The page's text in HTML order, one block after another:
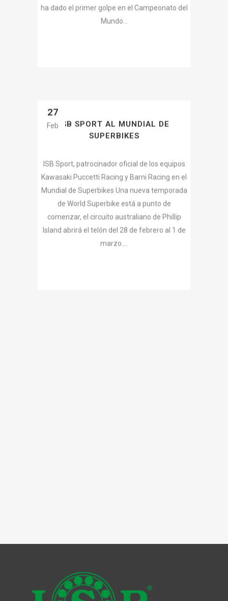
ISB Sport, patrocinador oficial de los equipos
Kawasaki Puccetti Racing y Barni Racing en el
comenzar, el circuito australiano de Phillip
Island abrirá el telón del 28 de febrero al 1 de